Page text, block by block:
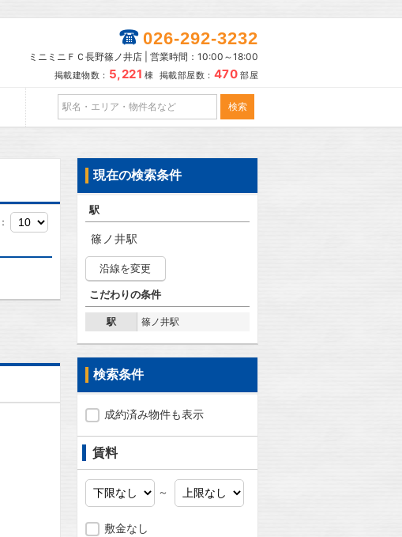
026-292-3232
ミニミニＦＣ長野篠ノ井店 | 営業時間：10:00～18:00
掲載建物数： 5,221 棟 掲載部屋数： 470 部屋
現在の検索条件
駅
篠ノ井駅
沿線を変更
こだわりの条件
駅 篠ノ井駅
検索条件
成約済み物件も表示
賃料
～
敷金なし